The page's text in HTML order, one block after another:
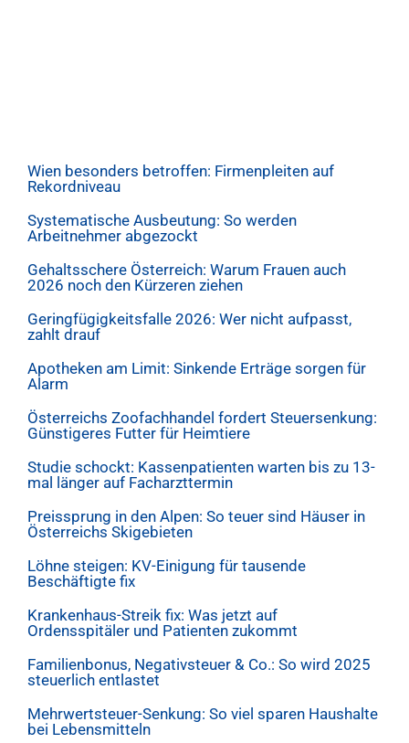
Wien besonders betroffen: Firmenpleiten auf
Rekordniveau
Systematische Ausbeutung: So werden
Arbeitnehmer abgezockt
Gehaltsschere Österreich: Warum Frauen auch
2026 noch den Kürzeren ziehen
Geringfügigkeitsfalle 2026: Wer nicht aufpasst,
zahlt drauf
Apotheken am Limit: Sinkende Erträge sorgen für
Alarm
Österreichs Zoofachhandel fordert Steuersenkung:
Günstigeres Futter für Heimtiere
Studie schockt: Kassenpatienten warten bis zu 13-
mal länger auf Facharzttermin
Preissprung in den Alpen: So teuer sind Häuser in
Österreichs Skigebieten
Löhne steigen: KV-Einigung für tausende
Beschäftigte fix
Krankenhaus-Streik fix: Was jetzt auf
Ordensspitäler und Patienten zukommt
Familienbonus, Negativsteuer & Co.: So wird 2025
steuerlich entlastet
Mehrwertsteuer-Senkung: So viel sparen Haushalte
bei Lebensmitteln